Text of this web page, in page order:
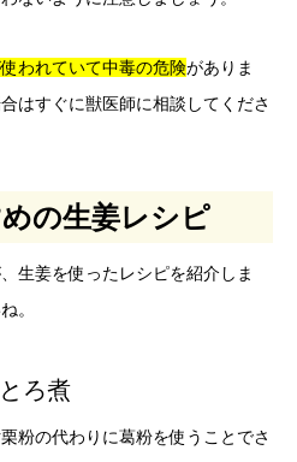
われていて中毒の危険がありま
はすぐに獣医師に相談してくださ
の生姜レシピ
生姜を使ったレシピを紹介しま
。
ろ煮
粉の代わりに葛粉を使うことでさ